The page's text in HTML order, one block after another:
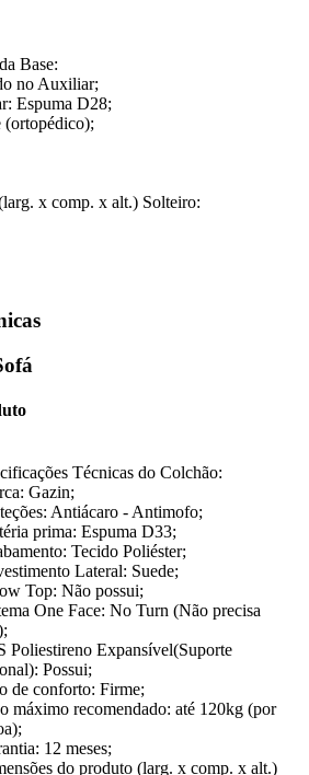
Base:
no Auxiliar;
Espuma D28;
x comp. x alt.) Solteiro:
Técnicas do Colchão:
Gazin;
Antiácaro - Antimofo;
prima: Espuma D33;
Tecido Poliéster;
Lateral: Suede;
Top: Não possui;
One Face: No Turn (Não precisa
Poliestireno Expansível(Suporte
Possui;
de conforto: Firme;
máximo recomendado: até 120kg (por
12 meses;
do produto (larg. x comp. x alt.)